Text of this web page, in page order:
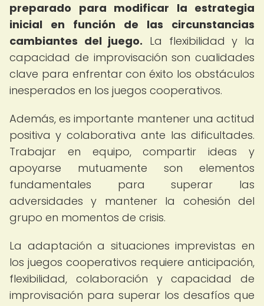
preparado para modificar la estrategia
inicial en función de las circunstancias
cambiantes del juego. La flexibilidad y la
capacidad de improvisación son cualidades
clave para enfrentar con éxito los obstáculos
inesperados en los juegos cooperativos.
Además, es importante mantener una actitud
positiva y colaborativa ante las dificultades.
Trabajar en equipo, compartir ideas y
apoyarse mutuamente son elementos
fundamentales para superar las
adversidades y mantener la cohesión del
grupo en momentos de crisis.
La adaptación a situaciones imprevistas en
los juegos cooperativos requiere anticipación,
flexibilidad, colaboración y capacidad de
improvisación para superar los desafíos que